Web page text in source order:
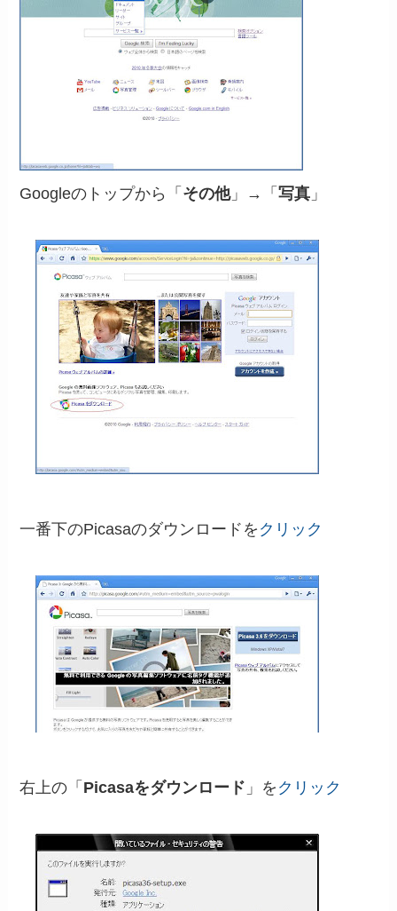
Googleのトップから「 その他」→「写真 」
一番下のPicasaのダウンロードを クリック
右上の「 Picasaをダウンロード 」を クリック